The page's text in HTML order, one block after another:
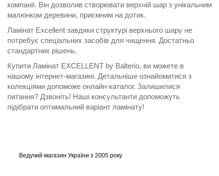
компанії. Він дозволив створювати верхній шар з унікальним
малюнком деревини, приємним на дотик.
Ламінат Excellent завдяки структурі верхнього шару не
потребує спеціальних засобів для чищення. Достатньо
стандартних рішень.
Купити Ламінат EXCELLENT by Balterio, ви можете в
нашому інтернет-магазині. Детальніше ознайомитися з
колекціями допоможе онлайн-каталог. Залишилися
питання? Дзвоніть! Наші консультанти допоможуть
підібрати оптимальний варіант ламінату!
Ведучий магазин України з 2005 року